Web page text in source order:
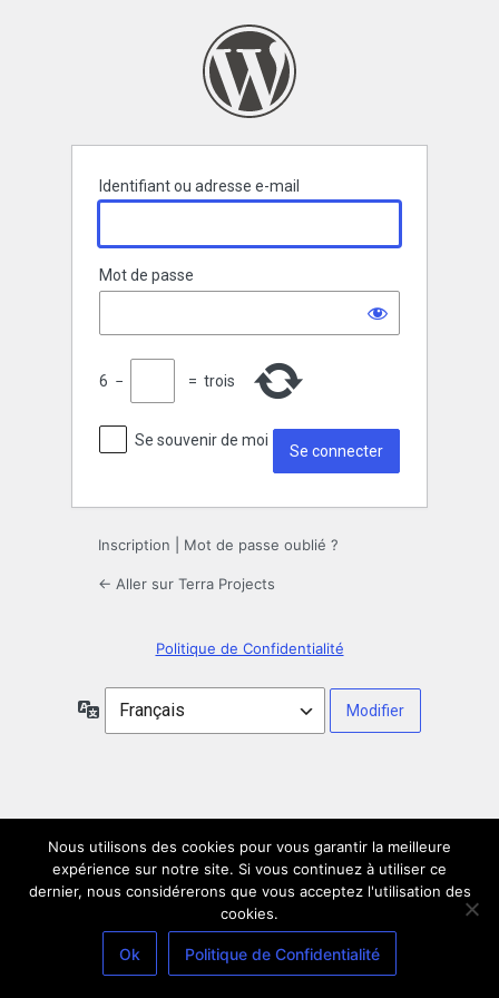
Identifiant ou adresse e-mail
Mot de passe
6 − = trois
Se souvenir de moi
Inscription Mot de passe oublié ?
← Aller sur Terra Projects
Politique de Confidentialité
Langue
Nous utilisons des cookies pour vous garantir la meilleure
expérience sur notre site. Si vous continuez à utiliser ce
dernier, nous considérerons que vous acceptez l'utilisation des
cookies.
Ok Politique de Confidentialité